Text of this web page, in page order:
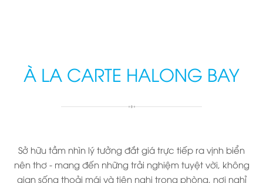
À LA CARTE HALONG BAY
Sở hữu tầm nhìn lý tưởng đắt giá trực tiếp ra vịnh biển
nên thơ - mang đến những trải nghiệm tuyệt vời, không
gian sống thoải mái và tiện nghi trong phòng, nơi nghỉ